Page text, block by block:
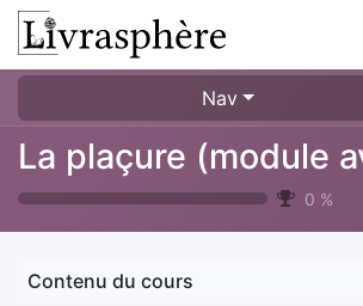
Se rendre au contenu
Nav
La plaçure (module
0 %
Contenu du cours